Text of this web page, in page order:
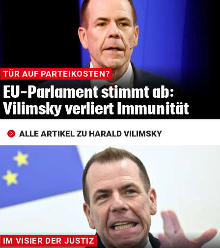
© Krone Multimedia GmbH & Co KG 2026
Muthgasse 2, 1190 Wien
TÜR AUF PARTEIKOSTEN?
EU-Parlament stimmt ab:
Vilimsky verliert Immunität
ALLE ARTIKEL ZU HARALD VILIMSKY
IM VISIER DER JUSTIZ